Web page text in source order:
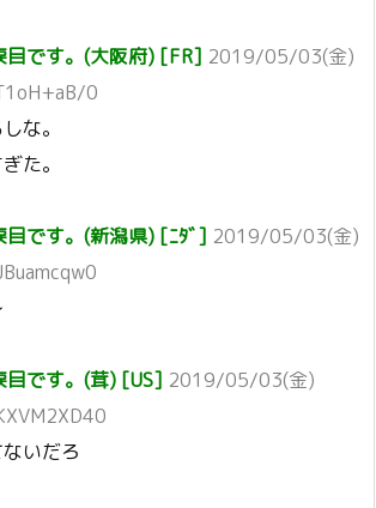
目です。(大阪府) [FR] 2019/05/03(金)
0
な。
た。
目です。(新潟県) [ﾆﾀﾞ] 2019/05/03(金)
目です。(茸) [US] 2019/05/03(金)
いだろ